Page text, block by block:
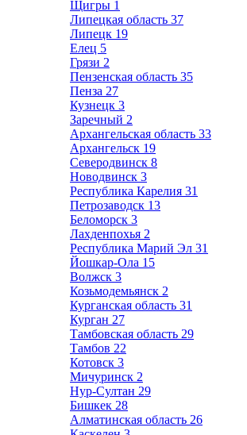
Щигры 1
Липецкая область 37
Липецк 19
Елец 5
Грязи 2
Пензенская область 35
Пенза 27
Кузнецк 3
Заречный 2
Архангельская область 33
Архангельск 19
Северодвинск 8
Новодвинск 3
Республика Карелия 31
Петрозаводск 13
Беломорск 3
Лахденпохья 2
Республика Марий Эл 31
Йошкар-Ола 15
Волжск 3
Козьмодемьянск 2
Курганская область 31
Курган 27
Тамбовская область 29
Тамбов 22
Котовск 3
Мичуринск 2
Нур-Султан 29
Бишкек 28
Алматинская область 26